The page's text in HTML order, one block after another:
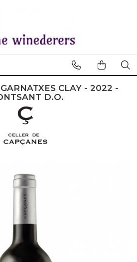
CLAY - 2022 -
D.O.